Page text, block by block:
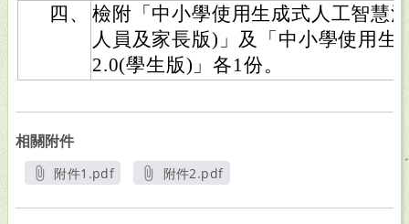
四、
檢附「中小學使用生成式人工智慧
人員及家長版)」及「中小學使用生
2.0(學生版)」各1份。
相關附件
附件1.pdf
附件2.pdf